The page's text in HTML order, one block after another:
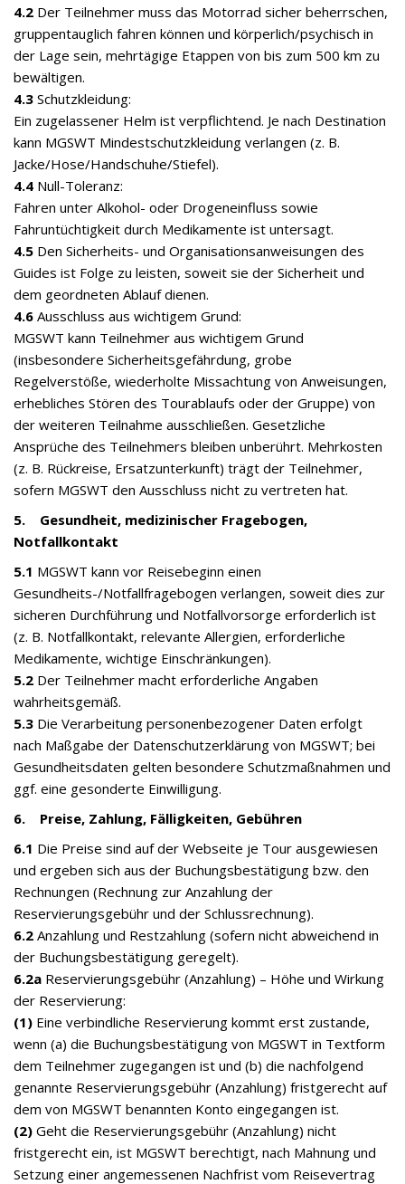
4.2 Der Teilnehmer muss das Motorrad sicher beherrschen,
gruppentauglich fahren können und körperlich/psychisch in
der Lage sein, mehrtägige Etappen von bis zum 500 km zu
bewältigen.
4.3 Schutzkleidung:
Ein zugelassener Helm ist verpflichtend. Je nach Destination
kann MGSWT Mindestschutzkleidung verlangen (z. B.
Jacke/Hose/Handschuhe/Stiefel).
4.4 Null-Toleranz:
Fahren unter Alkohol- oder Drogeneinfluss sowie
Fahruntüchtigkeit durch Medikamente ist untersagt.
4.5 Den Sicherheits- und Organisationsanweisungen des
Guides ist Folge zu leisten, soweit sie der Sicherheit und
dem geordneten Ablauf dienen.
4.6 Ausschluss aus wichtigem Grund:
MGSWT kann Teilnehmer aus wichtigem Grund
(insbesondere Sicherheitsgefährdung, grobe
Regelverstöße, wiederholte Missachtung von Anweisungen,
erhebliches Stören des Tourablaufs oder der Gruppe) von
der weiteren Teilnahme ausschließen. Gesetzliche
Ansprüche des Teilnehmers bleiben unberührt. Mehrkosten
(z. B. Rückreise, Ersatzunterkunft) trägt der Teilnehmer,
sofern MGSWT den Ausschluss nicht zu vertreten hat.
5. Gesundheit, medizinischer Fragebogen,
Notfallkontakt
5.1 MGSWT kann vor Reisebeginn einen
Gesundheits-/Notfallfragebogen verlangen, soweit dies zur
sicheren Durchführung und Notfallvorsorge erforderlich ist
(z. B. Notfallkontakt, relevante Allergien, erforderliche
Medikamente, wichtige Einschränkungen).
5.2 Der Teilnehmer macht erforderliche Angaben
wahrheitsgemäß.
5.3 Die Verarbeitung personenbezogener Daten erfolgt
nach Maßgabe der Datenschutzerklärung von MGSWT; bei
Gesundheitsdaten gelten besondere Schutzmaßnahmen und
ggf. eine gesonderte Einwilligung.
6. Preise, Zahlung, Fälligkeiten, Gebühren
6.1 Die Preise sind auf der Webseite je Tour ausgewiesen
und ergeben sich aus der Buchungsbestätigung bzw. den
Rechnungen (Rechnung zur Anzahlung der
Reservierungsgebühr und der Schlussrechnung).
6.2 Anzahlung und Restzahlung (sofern nicht abweichend in
der Buchungsbestätigung geregelt).
6.2a Reservierungsgebühr (Anzahlung) – Höhe und Wirkung
der Reservierung:
(1) Eine verbindliche Reservierung kommt erst zustande,
wenn (a) die Buchungsbestätigung von MGSWT in Textform
dem Teilnehmer zugegangen ist und (b) die nachfolgend
genannte Reservierungsgebühr (Anzahlung) fristgerecht auf
dem von MGSWT benannten Konto eingegangen ist.
(2) Geht die Reservierungsgebühr (Anzahlung) nicht
fristgerecht ein, ist MGSWT berechtigt, nach Mahnung und
Setzung einer angemessenen Nachfrist vom Reisevertrag